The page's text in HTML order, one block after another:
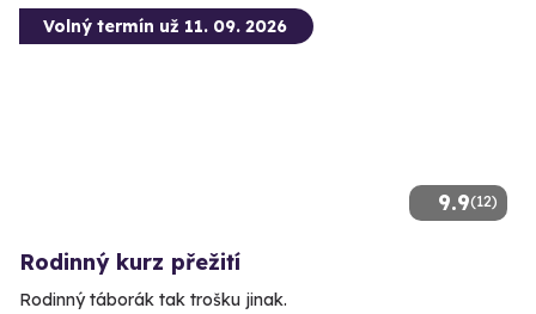
9.9(12)
Volný termín už 11. 09. 2026
Rodinný kurz přežití
Rodinný táborák tak trošku jinak.